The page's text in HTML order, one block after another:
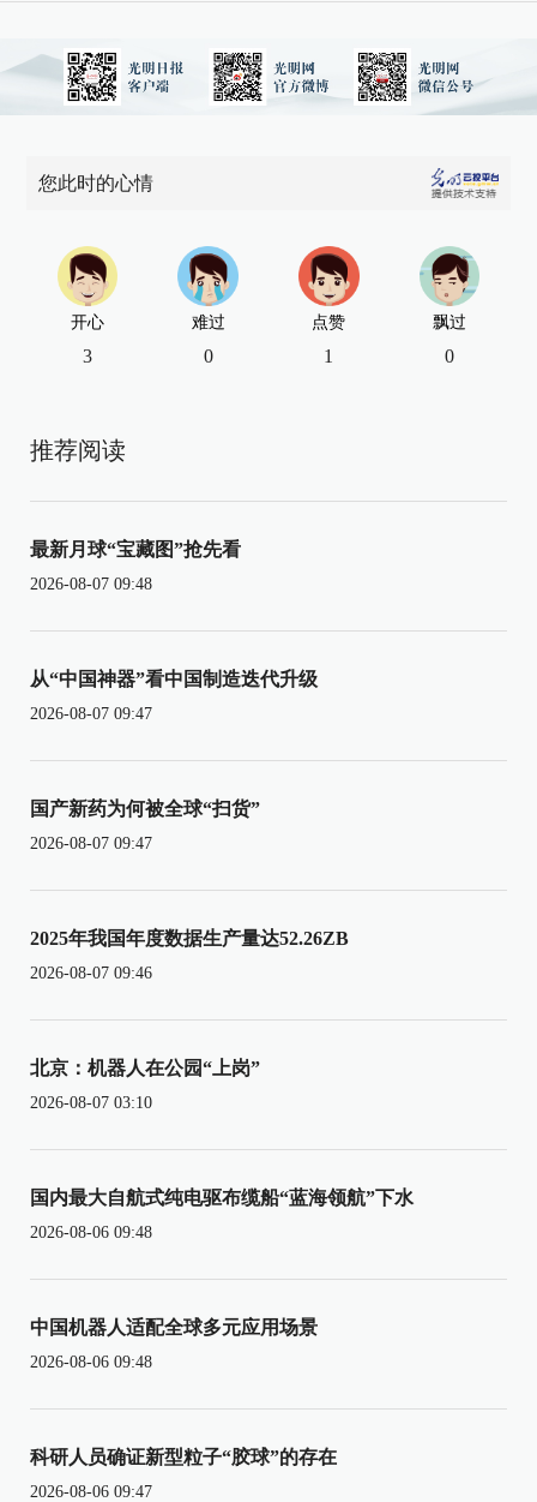
您此时的心情
开心
3
难过
0
点赞
1
飘过
0
推荐阅读
最新月球“宝藏图”抢先看
2026-08-07 09:48
从“中国神器”看中国制造迭代升级
2026-08-07 09:47
国产新药为何被全球“扫货”
2026-08-07 09:47
2025年我国年度数据生产量达52.26ZB
2026-08-07 09:46
北京：机器人在公园“上岗”
2026-08-07 03:10
国内最大自航式纯电驱布缆船“蓝海领航”下水
2026-08-06 09:48
中国机器人适配全球多元应用场景
2026-08-06 09:48
科研人员确证新型粒子“胶球”的存在
2026-08-06 09:47